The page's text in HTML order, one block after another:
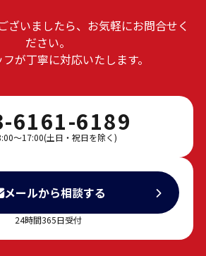
ざいましたら、お気軽にお問合せく
ださい。
が丁寧に対応いたします。
6161-6189
～17:00(土日・祝日を除く)
メールから相談する
24時間365日受付